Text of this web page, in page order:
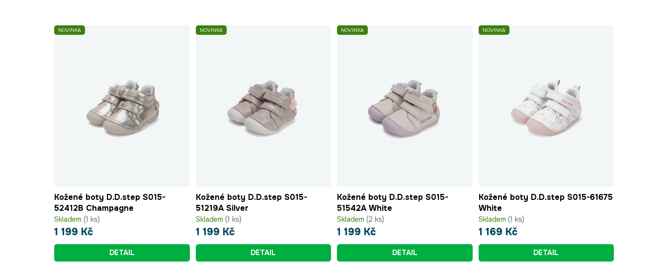
NOVINKA
Kožené boty D.D.step S015-
52412B Champagne
Skladem (1 ks)
1 199 Kč
DETAIL
NOVINKA
Kožené boty D.D.step S015-
51219A Silver
Skladem (1 ks)
1 199 Kč
DETAIL
NOVINKA
Kožené boty D.D.step S015-
51542A White
Skladem (2 ks)
1 199 Kč
DETAIL
NOVINKA
Kožené boty D.D.step S015-61675
White
Skladem (1 ks)
1 169 Kč
DETAIL